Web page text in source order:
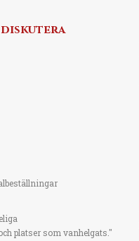
platser som vanhelgats."